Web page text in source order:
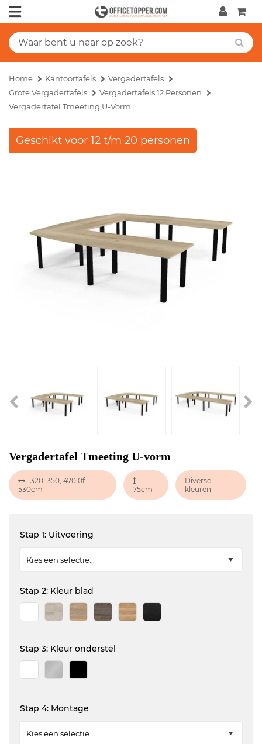
Home Kantoortafels
Vergadertafels
Grote Vergadertafels
Vergadertafels 12 Personen
Vergadertafel Tmeeting U-Vorm
Geschikt voor 12 t/m 20 personen
Vergadertafel Tmeeting U-vorm
320, 350, 470 0f
530cm
75cm
Diverse
kleuren
Stap 1: Uitvoering
Stap 2: Kleur blad
Stap 3: Kleur onderstel
Stap 4: Montage